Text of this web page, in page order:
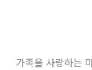
가족을 사랑하는